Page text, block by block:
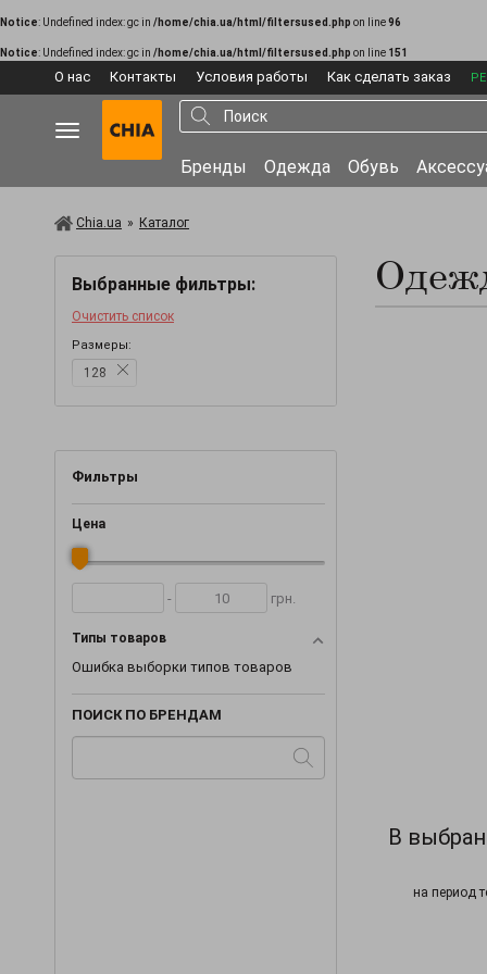
Notice: Undefined index: gc in /home/chia.ua/html/filtersused.php on line96
Notice: Undefined index: gc in /home/chia.ua/html/filtersused.php on line 151
О нас Контакты Условия работы Как сделать заказ
Бренды Одежда Обувь
Chia.ua » Каталог
Выбранные фильтры:
Очистить список
Размеры:
128
Фильтры
Цена
- грн.
Типы товаров
Ошибка выборки типов товаров
ПОИСК ПО БРЕНДАМ
В
на период